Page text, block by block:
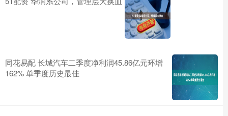
同花易配 长城汽车二季度净利润45.86亿元环增
162% 单季度历史最佳